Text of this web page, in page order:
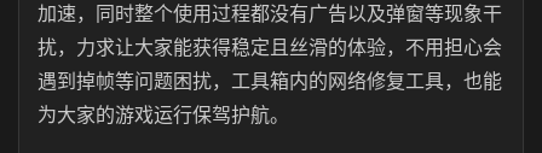
加速，同时整个使用过程都没有广告以及弹窗等现象干
扰，力求让大家能获得稳定且丝滑的体验，不用担心会
遇到掉帧等问题困扰，工具箱内的网络修复工具，也能
为大家的游戏运行保驾护航。